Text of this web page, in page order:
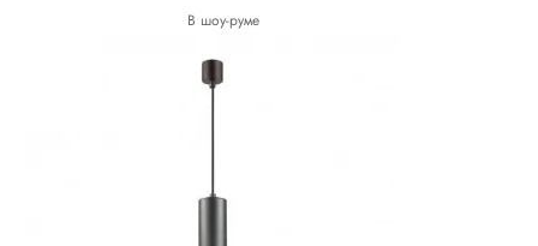
В шоу-руме